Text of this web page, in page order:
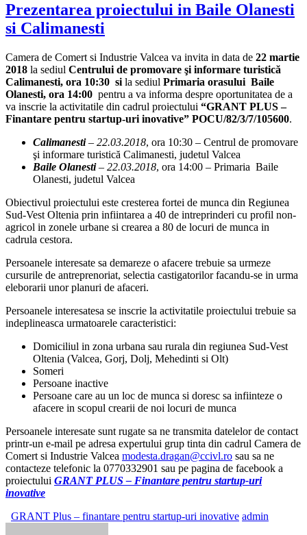
Prezentarea proiectului in Baile Olanesti
si Calimanesti
Camera de Comert si Industrie Valcea va invita in data de 22 martie
2018 la sediul Centrului de promovare şi informare turistică
Calimanesti, ora 10:30 si la sediul Primaria orasului Baile
Olanesti, ora 14:00 pentru a va informa despre oportunitatea de a
va inscrie la activitatile din cadrul proiectului “GRANT PLUS –
Finantare pentru startup-uri inovative” POCU/82/3/7/105600.
Calimanesti– 22.03.2018, ora 10:30 – Centrul de promovare
şi informare turistică Calimanesti, judetul Valcea
Baile Olanesti– 22.03.2018, ora 14:00 – Primaria Baile
Olanesti, judetul Valcea
Obiectivul proiectului este cresterea fortei de munca din Regiunea
Sud-Vest Oltenia prin infiintarea a 40 de intreprinderi cu profil non-
agricol in zonele urbane si crearea a 80 de locuri de munca in
cadrula cestora.
Persoanele interesate sa demareze o afacere trebuie sa urmeze
cursurile de antreprenoriat, selectia castigatorilor facandu-se in urma
eleborarii unor planuri de afaceri.
Persoanele interesatesa se inscrie la activitatile proiectului trebuie sa
indeplineasca urmatoarele caracteristici:
Domiciliul in zona urbana sau rurala din regiunea Sud-Vest
Oltenia (Valcea, Gorj, Dolj, Mehedinti si Olt)
Someri
Persoane inactive
Persoane care au un loc de munca si doresc sa infiinteze o
afacere in scopul crearii de noi locuri de munca
Persoanele interesate sunt rugate sa ne transmita datelelor de contact
printr-un e-mail pe adresa expertului grup tinta din cadrul Camera de
Comert si Industrie Valcea modesta.dragan@ccivl.ro sau sa ne
contacteze telefonic la 0770332901 sau pe pagina de facebook a
proiectului GRANT PLUS – Finantare pentru startup-uri
inovative
GRANT Plus – finantare pentru startup-uri inovative admin